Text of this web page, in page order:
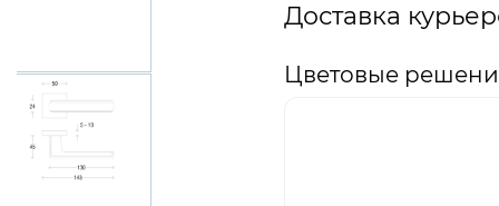
Доставка
Цветовые